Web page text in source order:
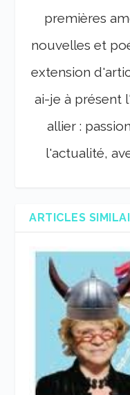
premières
nouvelles et
extension
ai-je à présent
allier :
l'actualité,
ARTICLES